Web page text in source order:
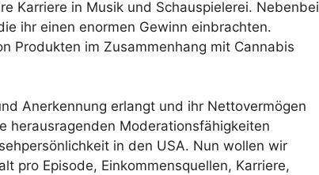
Karriere in Musik und Schauspielerei. Nebenbei
ihr einen enormen Gewinn einbrachten.
Produkten im Zusammenhang mit Cannabis
Anerkennung erlangt und ihr Nettovermögen
herausragenden Moderationsfähigkeiten
in den USA. Nun wollen wir
pro Episode, Einkommensquellen, Karriere,